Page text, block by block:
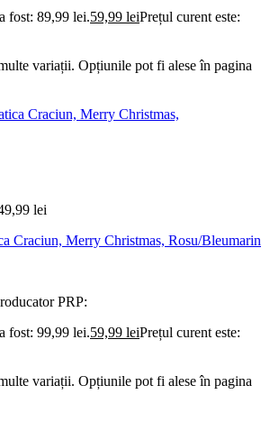
fost: 89,99 lei.59,99 leiPrețul curent este:
variații. Opțiunile pot fi alese în pagina
lei
Craciun, Merry Christmas, Rosu/Bleumarin
PRP:
fost: 99,99 lei.59,99 leiPrețul curent este:
variații. Opțiunile pot fi alese în pagina